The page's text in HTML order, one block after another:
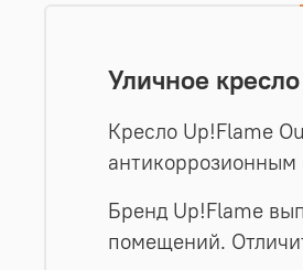
Уличное
Кресло Up!Flame
Бренд Up!Flame
помещений.